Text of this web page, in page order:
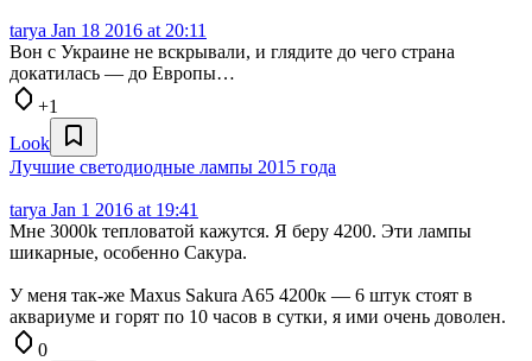
tarya Jan 18 2016 at 20:11
Вон с Украине не вскрывали, и глядите до чего страна
докатилась — до Европы…
+1
Look
Лучшие светодиодные лампы 2015 года
tarya Jan 1 2016 at 19:41
Мне 3000k тепловатой кажутся. Я беру 4200. Эти лампы
шикарные, особенно Сакура.
У меня так-же Maxus Sakura A65 4200к — 6 штук стоят в
аквариуме и горят по 10 часов в сутки, я ими очень доволен.
0